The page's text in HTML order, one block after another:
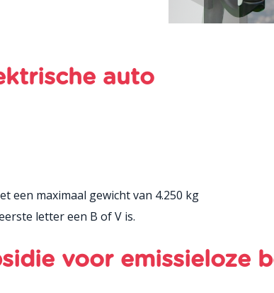
auto
een maximaal gewicht van 4.250 kg
letter een B of V is.
voor emissieloze